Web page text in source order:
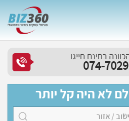
בחינם חייגו
074-
לא היה קל יותר